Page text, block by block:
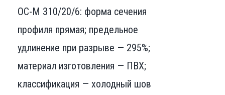
ОС-М 310/20/6: форма сечения
профиля прямая; предельное
удлинение при разрыве — 295%;
материал изготовления — ПВХ;
классификация — холодный шов